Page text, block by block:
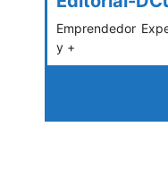
Emprendedor
y +